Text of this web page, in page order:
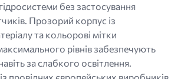
без застосування
Прозорий корпус із
та кольорові мітки
рівнів забезпечують
за слабкого освітлення.